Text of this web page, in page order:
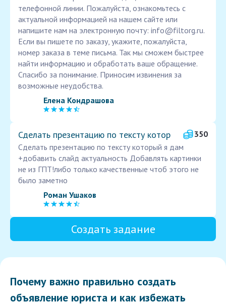
телефонной линии. Пожалуйста, ознакомьтесь с
актуальной информацией на нашем сайте или
напишите нам на электронную почту: info@filtorg.ru.
Если вы пишете по заказу, укажите, пожалуйста,
номер заказа в теме письма. Так мы сможем быстрее
найти информацию и обработать ваше обращение.
Спасибо за понимание. Приносим извинения за
возможные неудобства.
Елена Кондрашова
Сделать презентацию по тексту котор
350
Сделать презентацию по тексту который я дам
+добавить слайд актуальность Добавлять картинки
не из ГПТ!либо только качественные чтоб этого не
было заметно
Роман Ушаков
Создать задание
Почему важно правильно создать
объявление юриста и как избежать